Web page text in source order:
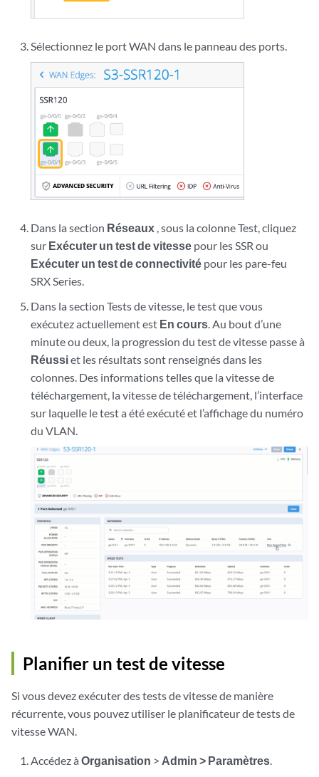
Sélectionnez le port WAN dans le panneau des ports.
Dans la section Réseaux , sous la colonne Test, cliquez
sur Exécuter un test de vitesse pour les SSR ou
Exécuter un test de connectivité pour les pare-feu
SRX Series.
Dans la section Tests de vitesse, le test que vous
exécutez actuellement est En cours. Au bout d’une
minute ou deux, la progression du test de vitesse passe à
Réussiet les résultats sont renseignés dans les
colonnes. Des informations telles que la vitesse de
téléchargement, la vitesse de téléchargement, l’interface
sur laquelle le test a été exécuté et l’affichage du numéro
du VLAN.
Planifier un test de vitesse
Si vous devez exécuter des tests de vitesse de manière
récurrente, vous pouvez utiliser le planificateur de tests de
vitesse WAN.
Accédez àOrganisation > Admin > Paramètres